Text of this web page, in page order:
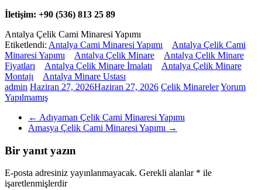
İletişim: +90 (536) 813 25 89
Antalya Çelik Cami Minaresi Yapımı
Etiketlendi: Antalya Cami Minaresi Yapımı
Antalya Çelik Cami
Minaresi Yapımı
Antalya Çelik Minare
Antalya Çelik Minare
Fiyatları
Antalya Çelik Minare İmalatı
Antalya Çelik Minare
Montajı
Antalya Minare Ustası
admin Haziran 27, 2026Haziran 27, 2026 Çelik MinarelerYorum
Yapılmamış
← Adıyaman Çelik Cami Minaresi Yapımı
Amasya Çelik Cami Minaresi Yapımı →
Bir yanıt yazın
E-posta adresiniz yayınlanmayacak. Gerekli alanlar * ile
işaretlenmişlerdir